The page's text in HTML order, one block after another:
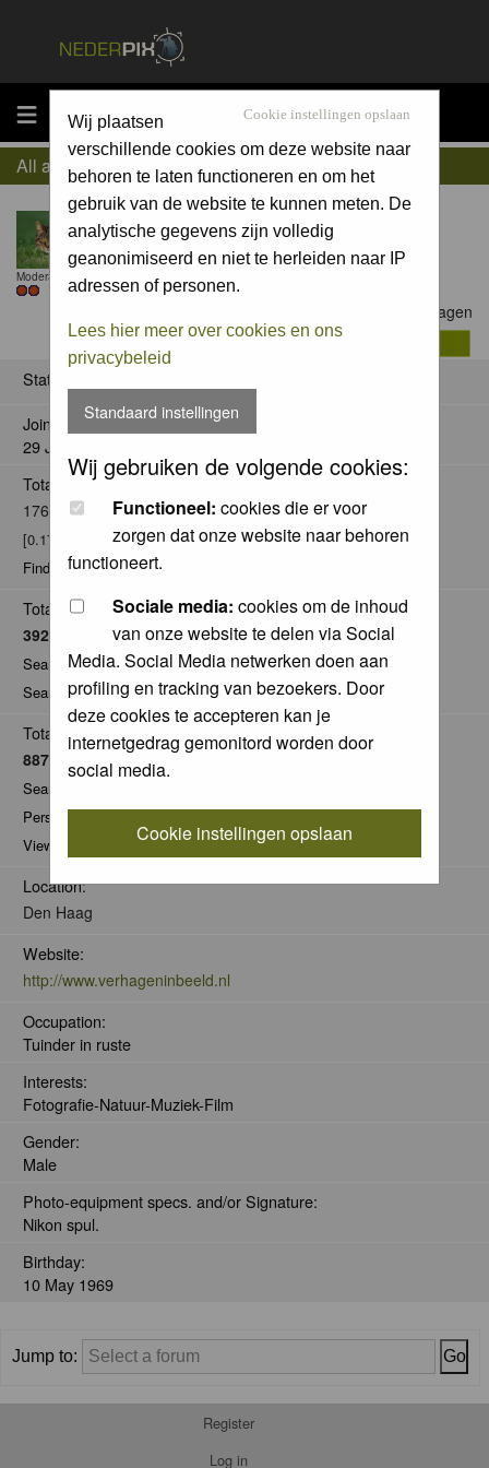
MENU Cookie instellingen opslaan
Wij plaatsen
verschillende cookies om deze website naar
behoren te laten functioneren en om het
gebruik van de website te kunnen meten. De
analytische gegevens zijn volledig
geanonimiseerd en niet te herleiden naar IP
adressen of personen.
Lees hier meer over cookies en ons
privacybeleid
Standaard instellingen
Wij gebruiken de volgende cookies:
Functioneel: cookies die er voor
zorgen dat onze website naar behoren
functioneert.
Sociale media: cookies om de inhoud
van onze website te delen via Social
Media. Social Media netwerken doen aan
profiling en tracking van bezoekers. Door
deze cookies te accepteren kan je
internetgedrag gemonitord worden door
social media.
Cookie instellingen opslaan
All about Willem Verhagen
Moderator
Contact Willem Verhagen
Status
Joined:
29 Jan 2008
Total posts:
176
[0.17% of total / 0.03 posts per day]
Find all posts by Willem Verhagen
Total Comments:
3928
Search for comments by this user
Search for all nominations given by this user
Total Pics:
887
Search for pics made by Willem Verhagen
Personal Gallery of Willem Verhagen
View comments on pics of Willem Verhagen
Location:
Den Haag
Website:
http://www.verhageninbeeld.nl
Occupation:
Tuinder in ruste
Interests:
Fotografie-Natuur-Muziek-Film
Gender:
Male
Photo-equipment specs. and/or Signature:
Nikon spul.
Birthday:
10 May 1969
Jump to:
Register
Log in